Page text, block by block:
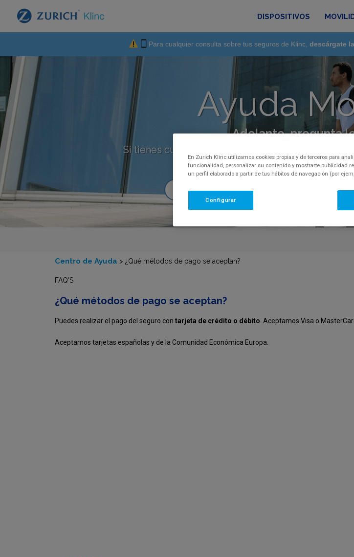
DISPOSITIVOS
Para cualquier consulta sobre tus seguros de Klinc, descárgate
Ayuda
Adelante, pregunta
Si tienes cualquier pregunta, inquietud o
Centro de Ayuda > ¿Qué métodos de pago se aceptan?
FAQ'S
¿Qué métodos de pago se aceptan?
Puedes realizar el pago del seguro con tarjeta de crédito o débito . Aceptamos Visa o
Aceptamos tarjetas españolas y de la Comunidad Económica Europa.
En Zurich Klinc utilizamos cookies propias y de terceros para
funcionalidad, personalizar su contenido y mostrarte publicidad
un perfil elaborado a partir de tus hábitos de navegación (por
Configurar